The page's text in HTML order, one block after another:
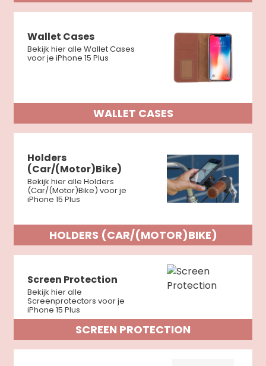
Wallet Cases
Bekijk hier alle Wallet Cases
voor je iPhone 15 Plus
WALLET CASES
Holders
(Car/(Motor)Bike)
Bekijk hier alle Holders
(Car/(Motor)Bike) voor je
iPhone 15 Plus
HOLDERS (CAR/(MOTOR)BIKE)
Screen Protection
Bekijk hier alle
Screenprotectors voor je
iPhone 15 Plus
SCREEN PROTECTION